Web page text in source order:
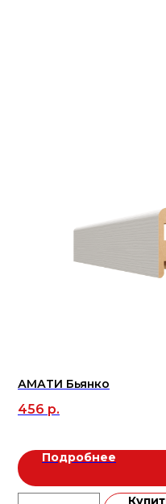
АМАТИ Бьянко
456 р.
Подробнее